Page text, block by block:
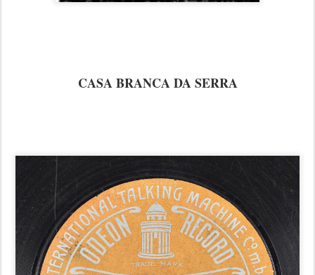
CASA BRANCA DA SERRA